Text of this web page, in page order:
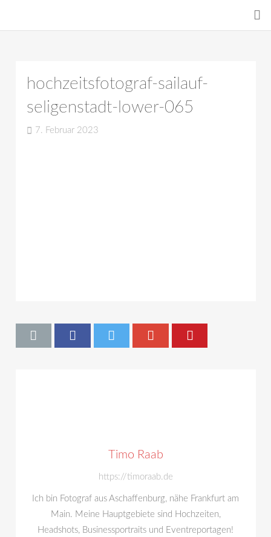
hochzeitsfotograf-sailauf-
seligenstadt-lower-065
7. Februar 2023
Timo Raab
https://timoraab.de
Ich bin Fotograf aus Aschaffenburg, nähe Frankfurt am
Main. Meine Hauptgebiete sind Hochzeiten,
Headshots, Businessportraits und Eventreportagen!